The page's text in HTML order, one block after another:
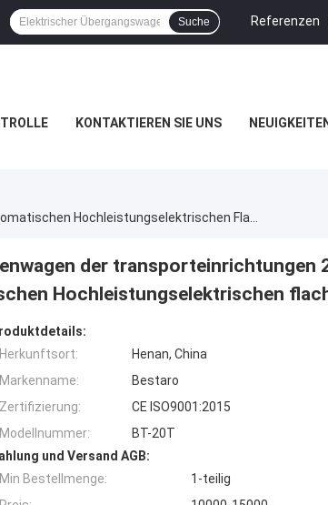
Referenzen
Suche
KONTAKTIEREN SIE UNS NEUIGKEITEN
der transporteinrichtungen
Hochleistungselektrischen
Herkunftsort:
Henan, China
Markenname:
Bestaro
Zertifizierung:
CE ISO9001:2015
Modellnummer:
BT-20T
und Versand AGB:
Min Bestellmenge:
1-teilig